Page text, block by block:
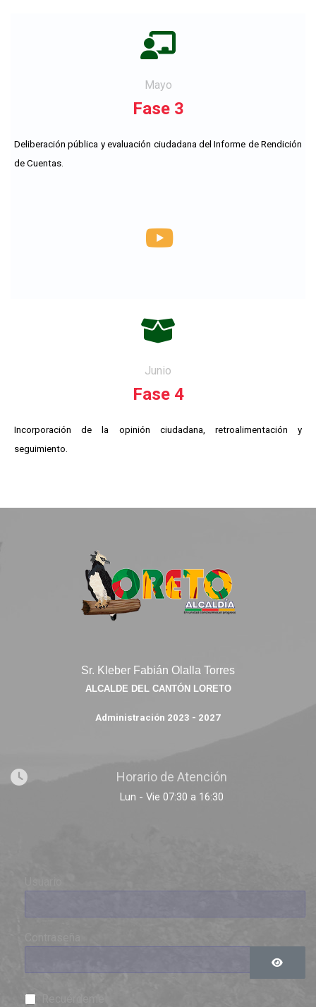
Mayo
Fase 3
Deliberación pública y evaluación ciudadana del Informe de Rendición
de Cuentas.
Junio
Fase 4
Incorporación de la opinión ciudadana, retroalimentación y
seguimiento.
Sr. Kleber Fabián Olalla Torres
ALCALDE DEL CANTÓN LORETO
Administración 2023 - 2027
Horario de Atención
Lun - Vie 07:30 a 16:30
Mostrar